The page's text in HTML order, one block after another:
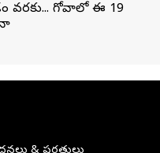
వరకు... గోవాలో ఈ 19